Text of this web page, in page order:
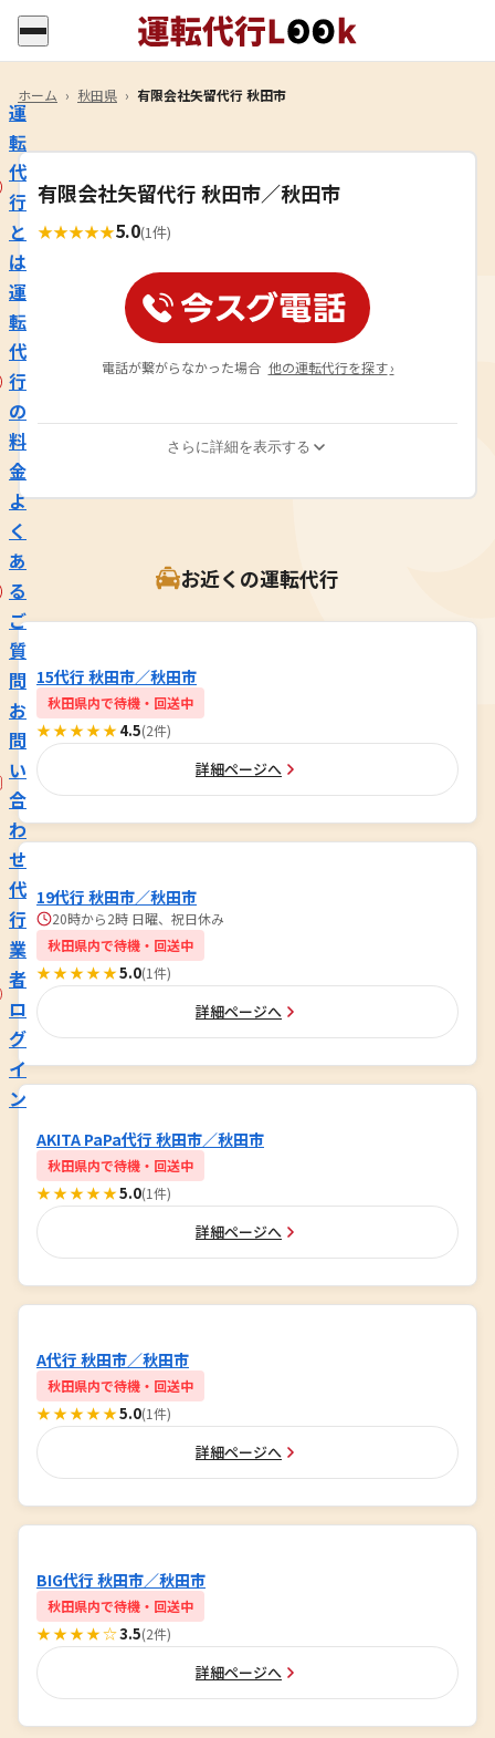
運
転
代
行
と
は
運
転
代
行
の
料
金
よ
く
あ
る
ご
質
問
お
問
い
合
わ
せ
代
行
業
者
ロ
グ
イ
ン
ホーム › 秋田県 › 有限会社矢留代行 秋田市
有限会社矢留代行 秋田市／秋田市
★★★★★5.0(1件)
電話が繋がらなかった場合 他の運転代行を探す ›
さらに詳細を表示する
お近くの運転代行
15代行 秋田市／秋田市
秋田県内で待機・回送中
★★★★★4.5(2件)
詳細ページへ
19代行 秋田市／秋田市
20時から2時 日曜、祝日休み
秋田県内で待機・回送中
★★★★★5.0(1件)
詳細ページへ
AKITA PaPa代行 秋田市／秋田市
秋田県内で待機・回送中
★★★★★5.0(1件)
詳細ページへ
A代行 秋田市／秋田市
秋田県内で待機・回送中
★★★★★5.0(1件)
詳細ページへ
BIG代行 秋田市／秋田市
秋田県内で待機・回送中
★★★★☆3.5(2件)
詳細ページへ